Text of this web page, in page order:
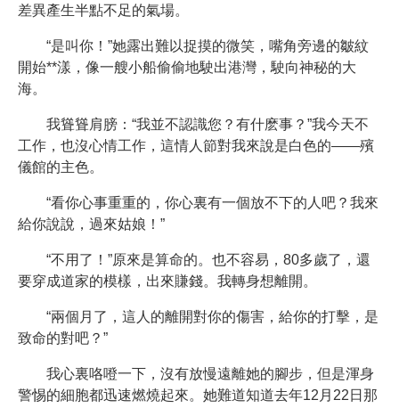
差異產生半點不足的氣場。
“是叫你！”她露出難以捉摸的微笑，嘴角旁邊的皺紋
開始**漾，像一艘小船偷偷地駛出港灣，駛向神秘的大
海。
我聳聳肩膀：“我並不認識您？有什麽事？”我今天不
工作，也沒心情工作，這情人節對我來說是白色的——殯
儀館的主色。
“看你心事重重的，你心裏有一個放不下的人吧？我來
給你說說，過來姑娘！”
“不用了！”原來是算命的。也不容易，80多歲了，還
要穿成道家的模樣，出來賺錢。我轉身想離開。
“兩個月了，這人的離開對你的傷害，給你的打擊，是
致命的對吧？”
我心裏咯噔一下，沒有放慢遠離她的腳步，但是渾身
警惕的細胞都迅速燃燒起來。她難道知道去年12月22日那